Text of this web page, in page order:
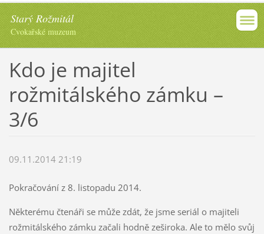
Starý Rožmitál
Cvokařské muzeum
Kdo je majitel
rožmitálského zámku –
3/6
09.11.2014 21:19
Pokračování z 8. listopadu 2014.
Některému čtenáři se může zdát, že jsme seriál o majiteli
rožmitálského zámku začali hodně zeširoka. Ale to mělo svůj